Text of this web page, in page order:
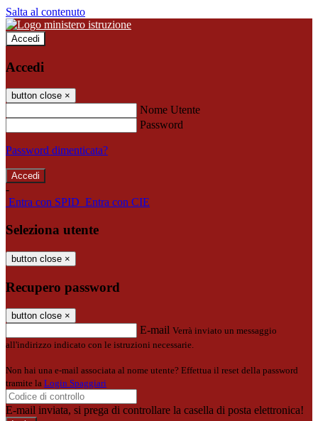
Salta al contenuto
Accedi
Accedi
button close ×
Nome Utente
Password
Password dimenticata?
-
Entra con SPID Entra con CIE
Seleziona utente
button close ×
Recupero password
button close ×
E-mail Verrà inviato un messaggio
all'indirizzo indicato con le istruzioni necessarie.
Non hai una e-mail associata al nome utente? Effettua il reset della password
tramite la Login Spaggiari
E-mail inviata, si prega di controllare la casella di posta elettronica!